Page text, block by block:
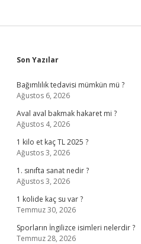
Sidebar
Son Yazılar
Bağımlılık tedavisi mümkün mü ?
Ağustos 6, 2026
Aval aval bakmak hakaret mi ?
Ağustos 4, 2026
1 kilo et kaç TL 2025 ?
Ağustos 3, 2026
1. sınıfta sanat nedir ?
Ağustos 3, 2026
1 kolide kaç su var ?
Temmuz 30, 2026
Sporların İngilizce isimleri nelerdir ?
Temmuz 28, 2026